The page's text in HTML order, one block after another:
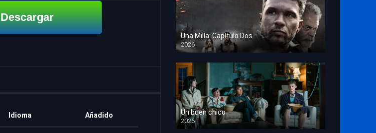
Descargar
Idioma Añadido
Una Milla: Capítulo Dos
2026
HD 1080p
Un buen chico
2026
HD 1080p